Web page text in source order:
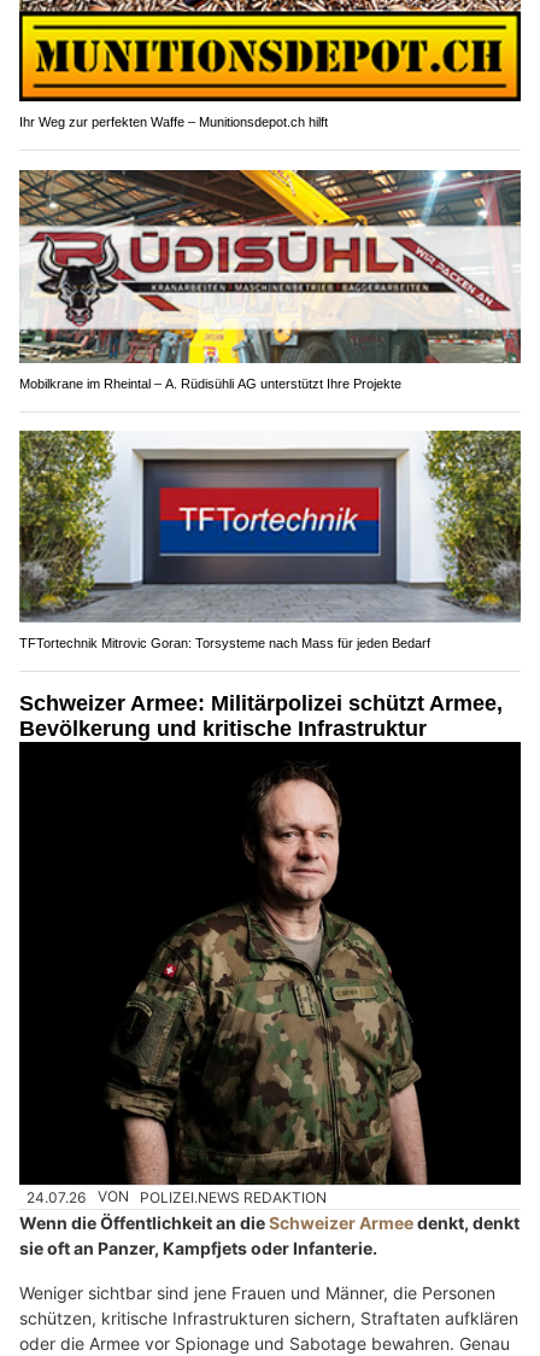
Ihr Weg zur perfekten Waffe – Munitionsdepot.ch hilft
Mobilkrane im Rheintal – A. Rüdisühli AG unterstützt Ihre Projekte
TFTortechnik Mitrovic Goran: Torsysteme nach Mass für jeden Bedarf
Schweizer Armee: Militärpolizei schützt Armee,
Bevölkerung und kritische Infrastruktur
24.07.26 VON POLIZEI.NEWS REDAKTION
Wenn die Öffentlichkeit an dieSchweizer Armeedenkt, denkt
sie oft an Panzer, Kampfjets oder Infanterie.
Weniger sichtbar sind jene Frauen und Männer, die Personen
schützen, kritische Infrastrukturen sichern, Straftaten aufklären
oder die Armee vor Spionage und Sabotage bewahren. Genau